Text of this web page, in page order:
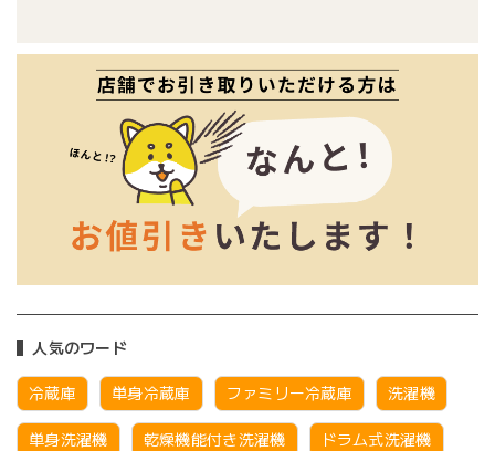
人気のワード
冷蔵庫 単身冷蔵庫 ファミリー冷蔵庫 洗濯機
単身洗濯機 乾燥機能付き洗濯機 ドラム式洗濯機